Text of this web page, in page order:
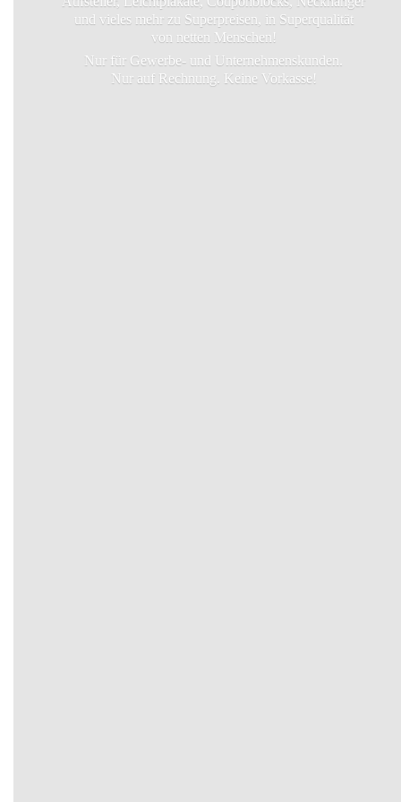
und vieles mehr zu Superpreisen, in Superqualität
von netten Menschen!
Nur für Gewerbe- und Unternehmenskunden.
Nur auf Rechnung. Keine Vorkasse!